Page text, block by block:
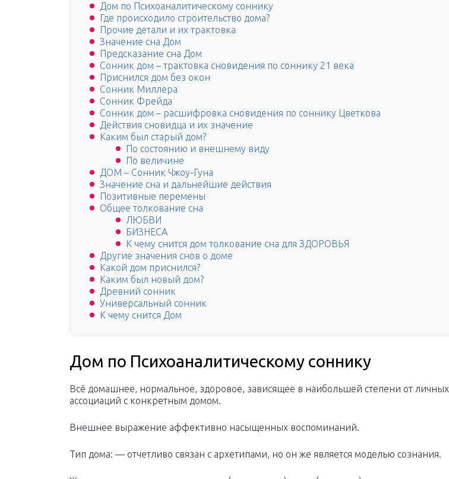
Дом по Психоаналитическому соннику
Где происходило строительство дома?
Прочие детали и их трактовка
Значение сна Дом
Предсказание сна Дом
Сонник дом – трактовка сновидения по соннику 21 века
Приснился дом без окон
Сонник Миллера
Сонник Фрейда
Сонник дом – расшифровка сновидения по соннику Цветкова
Действия сновидца и их значение
Каким был старый дом?
По состоянию и внешнему виду
По величине
ДОМ – Сонник Чжоу-Гуна
Значение сна и дальнейшие действия
Позитивные перемены
Общее толкование сна
ЛЮБВИ
БИЗНЕСА
К чему снится дом толкование сна для ЗДОРОВЬЯ
Другие значения снов о доме
Какой дом приснился?
Каким был новый дом?
Древний сонник
Универсальный сонник
К чему снится Дом
Дом по Психоаналитическому соннику
Всё домашнее, нормальное, здоровое, зависящее в наибольшей степени от личных
ассоциаций с конкретным домом.
Внешнее выражение аффективно насыщенных воспоминаний.
Тип дома: — отчетливо связан с архетипами, но он же является моделью сознания.